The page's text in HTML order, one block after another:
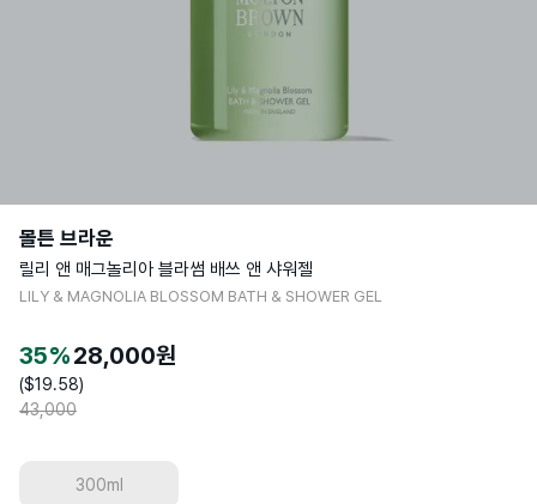
몰튼 브라운
릴리 앤 매그놀리아 블라썸 배쓰 앤 샤워젤
LILY & MAGNOLIA BLOSSOM BATH & SHOWER GEL
35%28,000원
($19.58)
43,000
300ml